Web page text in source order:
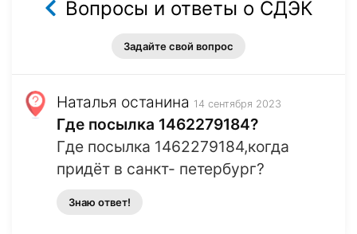
Вопросы и ответы о СДЭК
Задайте свой вопрос
Наталья останина 14 сентября 2023
Где посылка 1462279184?
Где посылка 1462279184,когда
придёт в санкт- петербург?
Знаю ответ!